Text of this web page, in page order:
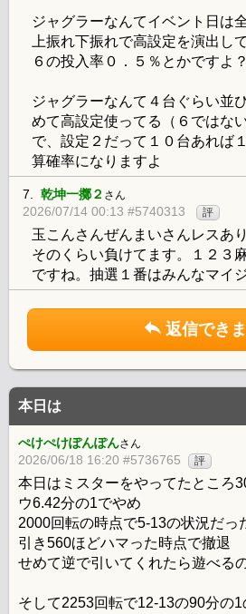
ジャグラーなんてイベント日は
上振れ下振れで高設定を演出し
６の投入率０．５％とかですよ
ジャグラーなんて４台ぐらい並
めて高設定使ってる（６ではな
で、設定２だって１０台あれば
算確率になりますよ
7. 乾坤一擲２ さん
2026/07/14 00:13 #5740313 評
玉こんさんぜんまいさんレスあ
そのくらい負けてます。１２３
ですね。抽選１番はみんなマイ
返信でき
本日は
ぺけぺけぽんぽんさん
2026/06/18 16:20 #5736765 評
本日はミスターをやってたところ
ウ6.42分の1でやめ
2000回転の時点で5-13の状況だっ
引き560ほどハマった時点で撤退
せめて逆で引いてくれたら遊べる
そして2253回転で12-13の90分の